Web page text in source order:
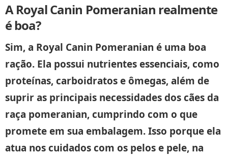
A Royal Canin Pomeranian realmente
é boa?
Sim, a Royal Canin Pomeranian é uma boa
ração. Ela possui nutrientes essenciais, como
proteínas, carboidratos e ômegas, além de
suprir as principais necessidades dos cães da
raça pomeranian, cumprindo com o que
promete em sua embalagem. Isso porque ela
atua nos cuidados com os pelos e pele, na